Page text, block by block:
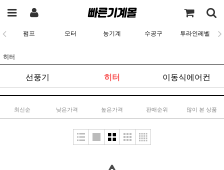
펌프 모터 농기계 수공구 투라인레벨
히터
선풍기 히터 이동식에어컨
최신순 낮은가격 높은가격 판매순위 많이 본 상품